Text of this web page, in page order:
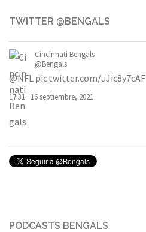
TWITTER @BENGALS
Cincinnati Bengals
@Bengals
@NFL pic.twitter.com/uJic8y7cAF
17:31 · 16 septiembre, 2021
PODCASTS BENGALS